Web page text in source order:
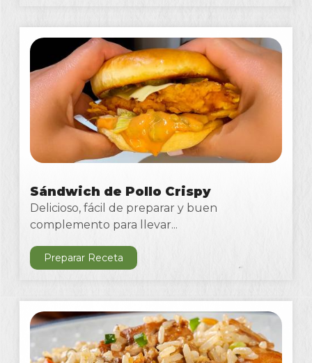
Sándwich de Pollo Crispy
Delicioso, fácil de preparar y buen
complemento para llevar...
Preparar Receta